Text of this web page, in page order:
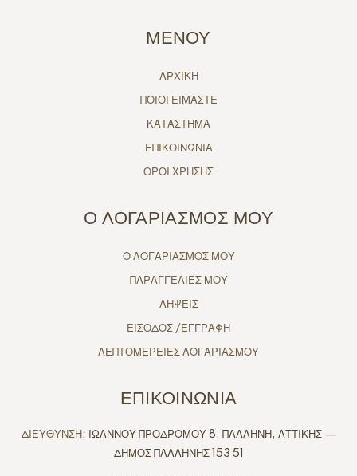
ΜΕΝΟΥ
ΑΡΧΙΚΗ
ΠΟΙΟΙ ΕΙΜΑΣΤΕ
ΚΑΤΑΣΤΗΜΑ
ΕΠΙΚΟΙΝΩΝΙΑ
ΟΡΟΙ ΧΡΗΣΗΣ
Ο ΛΟΓΑΡΙΑΣΜΟΣ ΜΟΥ
Ο ΛΟΓΑΡΙΑΣΜΟΣ ΜΟΥ
ΠΑΡΑΓΓΕΛΙΕΣ ΜΟΥ
ΛΗΨΕΙΣ
ΕΙΣΟΔΟΣ /ΕΓΓΡΑΦΗ
ΛΕΠΤΟΜΕΡΕΙΕΣ ΛΟΓΑΡΙΑΣΜΟΥ
ΕΠΙΚΟΙΝΩΝΙΑ
ΔΙΕΥΘΥΝΣΗ:
ΙΩΑΝΝΟΥ ΠΡΟΔΡΟΜΟΥ 8, ΠΑΛΛΗΝΗ, ΑΤΤΙΚΗΣ —
ΔΗΜΟΣ ΠΑΛΛΗΝΗΣ 153 51